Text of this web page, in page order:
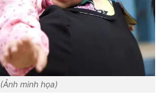
(Ảnh minh họa)